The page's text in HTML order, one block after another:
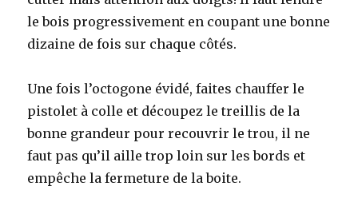
le bois progressivement en coupant une bonne
dizaine de fois sur chaque côtés.
Une fois l’octogone évidé, faites chauffer le
pistolet à colle et découpez le treillis de la
bonne grandeur pour recouvrir le trou, il ne
faut pas qu’il aille trop loin sur les bords et
empêche la fermeture de la boite.